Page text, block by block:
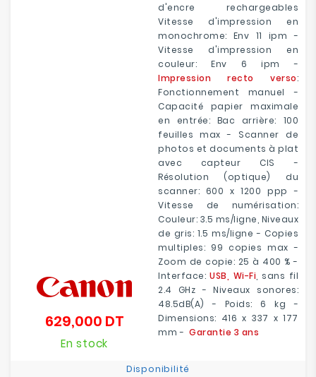
d'encre rechargeables
Vitesse d'impression en
monochrome: Env 11 ipm -
Vitesse d'impression en
couleur: Env 6 ipm -
Impression recto verso:
Fonctionnement manuel -
Capacité papier maximale
en entrée: Bac arrière: 100
feuilles max - Scanner de
photos et documents à plat
avec capteur CIS -
Résolution (optique) du
scanner: 600 x 1200 ppp -
Vitesse de numérisation:
Couleur: 3.5 ms/ligne, Niveaux
de gris: 1.5 ms/ligne - Copies
multiples: 99 copies max -
Zoom de copie: 25 à 400 % -
Interface:USB, Wi-Fi , sans fil
2.4 GHz - Niveaux sonores:
48.5dB(A) - Poids: 6 kg -
Dimensions: 416 x 337 x 177
mm - Garantie 3 ans
629,000 DTPrix
En stock
Disponibilité